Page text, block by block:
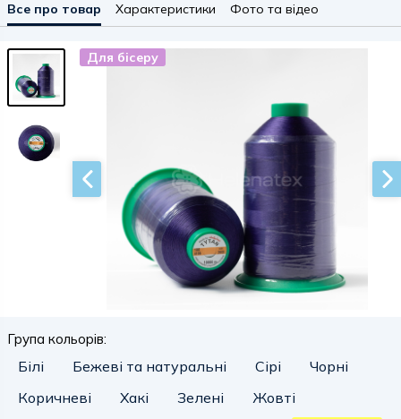
Все про товар Характеристики Фото та відео
Для бісеру
Для бісеру
Група кольорів:
Білі Бежеві та натуральні Сірі
Чорні
Коричневі
Хакі Зелені
Жовті